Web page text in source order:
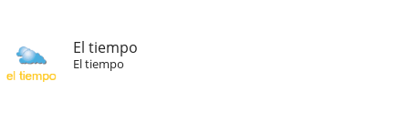
El tiempo
El tiempo